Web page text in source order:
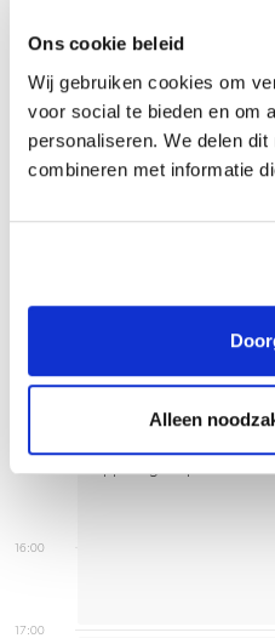
Ons cookie beleid
Wij gebruiken cookies om
voor social te bieden en om
personaliseren. We delen
combineren met informatie
Alleen
10:00
11:00
14:00
16:00
17:00
Adviseursoverleg
Transacties uitvoeren
Memo's rapportages